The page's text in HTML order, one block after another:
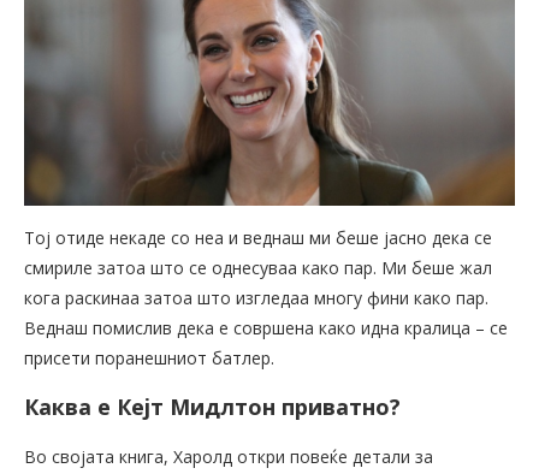
Тој отиде некаде со неа и веднаш ми беше јасно дека се
смириле затоа што се однесуваа како пар. Ми беше жал
кога раскинаа затоа што изгледаа многу фини како пар.
Веднаш помислив дека е совршена како идна кралица – се
присети поранешниот батлер.
Каква е Кејт Мидлтон приватно?
Во својата книга, Харолд откри повеќе детали за